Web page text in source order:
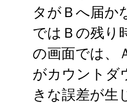
タがＢへ届か
ではＢの残り
の画面では、
がカウントダ
きな誤差が生